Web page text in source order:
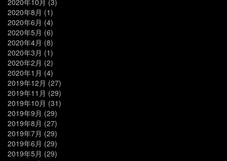
2020年8月 (1)
2020年6月 (4)
2020年5月 (6)
2020年4月 (8)
2020年3月 (1)
2020年2月 (2)
2020年1月 (4)
2019年12月 (27)
2019年11月 (29)
2019年10月 (31)
2019年9月 (29)
2019年8月 (27)
2019年7月 (29)
2019年6月 (29)
2019年5月 (29)